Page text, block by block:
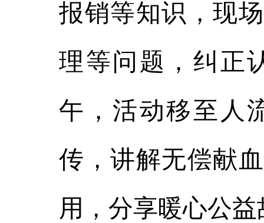
报销等知识，现
理等问题，纠正
午，活动移至人
传，讲解无偿献
用，分享暖心公